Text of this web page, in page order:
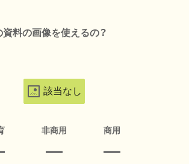
料の画像を使えるの？
該当なし
非商用 商用